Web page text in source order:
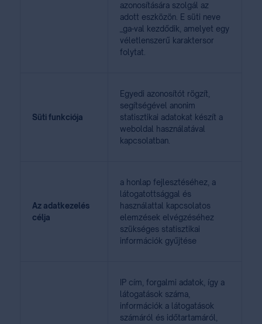
azonosítására szolgál az
adott eszközön. E süti neve
_ga-val kezdődik, amelyet egy
véletlenszerű karaktersor
folytat.
Süti funkciója
Egyedi azonosítót rögzít,
segítségével anonim
statisztikai adatokat készít a
weboldal használatával
kapcsolatban.
Az adatkezelés
célja
a honlap fejlesztéséhez, a
látogatottsággal és
használattal kapcsolatos
elemzések elvégzéséhez
szükséges statisztikai
információk gyűjtése
IP cím, forgalmi adatok, így a
látogatások száma,
információk a látogatások
számáról és időtartamáról,